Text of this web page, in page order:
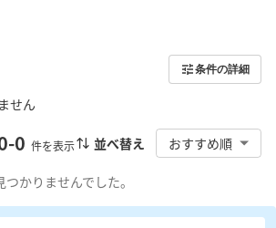
条件の詳細
せん
-0 件を表示 並べ替え おすすめ順
かりませんでした。